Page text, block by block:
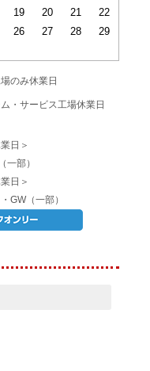
19 20 21
22
26 27 28
29
のみ休業日
・サービス工場休業日
日＞
一部）
日＞
GW（一部）